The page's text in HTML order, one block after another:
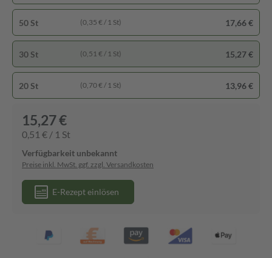
50 St (0,35 € / 1 St) 17,66 €
30 St (0,51 € / 1 St) 15,27 €
20 St (0,70 € / 1 St) 13,96 €
15,27 €
0,51 € / 1 St
Verfügbarkeit unbekannt
Preise inkl. MwSt. ggf. zzgl. Versandkosten
E-Rezept einlösen